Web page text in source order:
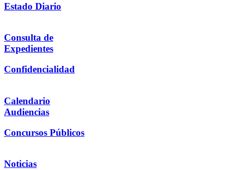
Estado Diario
Consulta de
Expedientes
Confidencialidad
Calendario
Audiencias
Concursos Públicos
Noticias